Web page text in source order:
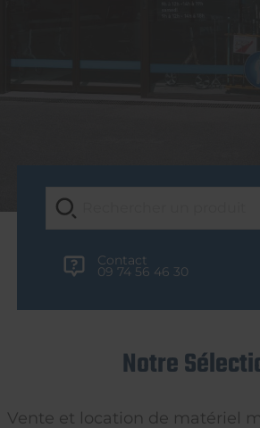
Contact
09 74 56 46 30
Notre
Vente et location de matériel